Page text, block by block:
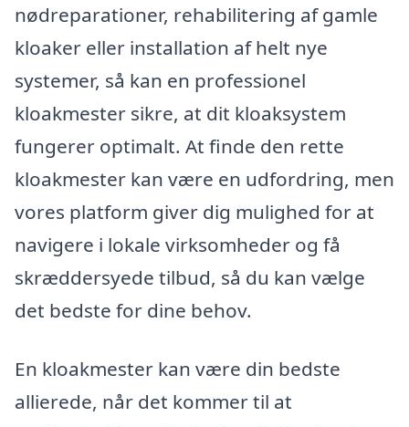
nødreparationer, rehabilitering af gamle
kloaker eller installation af helt nye
systemer, så kan en professionel
kloakmester sikre, at dit kloaksystem
fungerer optimalt. At finde den rette
kloakmester kan være en udfordring, men
vores platform giver dig mulighed for at
navigere i lokale virksomheder og få
skræddersyede tilbud, så du kan vælge
det bedste for dine behov.
En kloakmester kan være din bedste
allierede, når det kommer til at